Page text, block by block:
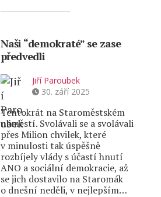
Naši “demokraté” se zase
předvedli
Jiří Paroubek
30. září 2025
Tentokrát na Staroměstském
náměstí. Svolávali se a svolávali
přes Milion chvilek, které
v minulosti tak úspěšně
rozbíjely vlády s účastí hnutí
ANO a sociální demokracie, až
se jich dostavilo na Staromák
o dnešní neděli, v nejlepším…